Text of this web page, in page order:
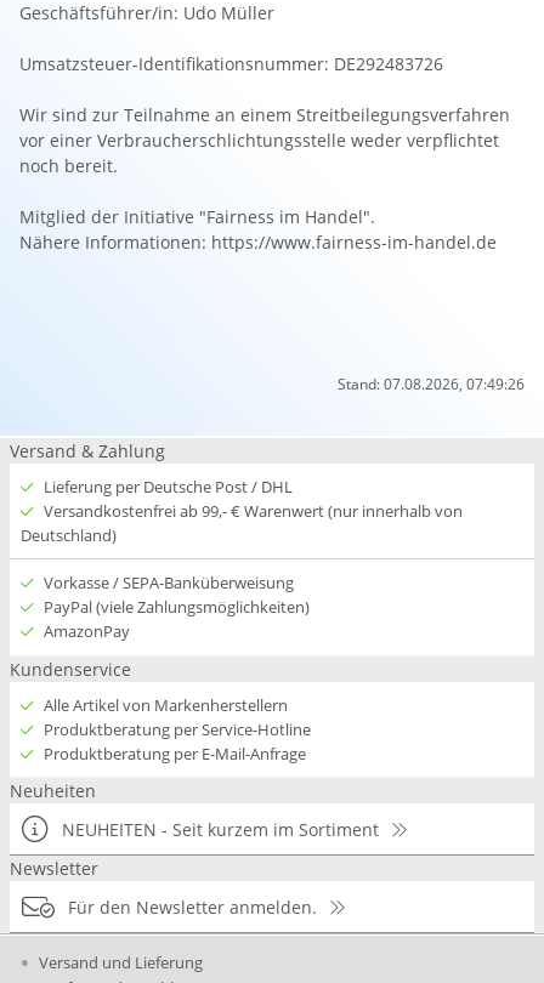
Geschäftsführer/in: Udo Müller
Umsatzsteuer-Identifikationsnummer: DE292483726
Wir sind zur Teilnahme an einem Streitbeilegungsverfahren
vor einer Verbraucherschlichtungsstelle weder verpflichtet
noch bereit.
Mitglied der Initiative "Fairness im Handel".
Nähere Informationen: https://www.fairness-im-handel.de
Stand: 07.08.2026, 07:49:26
Versand & Zahlung
Lieferung per Deutsche Post / DHL
Versandkostenfrei ab 99,- € Warenwert (nur innerhalb von
Deutschland)
Vorkasse / SEPA-Banküberweisung
PayPal (viele Zahlungsmöglichkeiten)
AmazonPay
Kundenservice
Alle Artikel von Markenherstellern
Produktberatung per Service-Hotline
Produktberatung per E-Mail-Anfrage
Neuheiten
NEUHEITEN - Seit kurzem im Sortiment
Newsletter
Für den Newsletter anmelden.
Versand und Lieferung